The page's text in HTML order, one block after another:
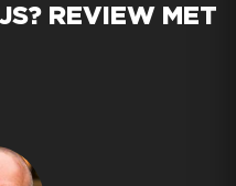
REVIEW MET